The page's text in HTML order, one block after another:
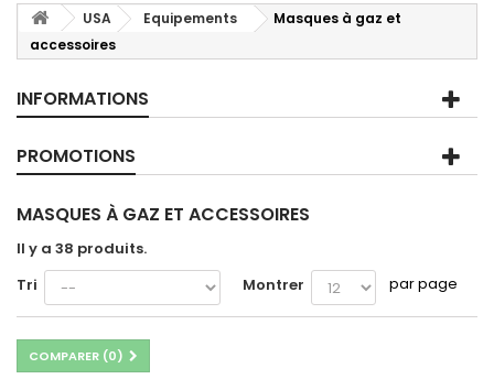
USA Equipements
Masques à gaz et
accessoires
INFORMATIONS
PROMOTIONS
MASQUES À GAZ ET ACCESSOIRES
Il y a 38 produits.
Tri
Montrer par page
COMPARER (0)